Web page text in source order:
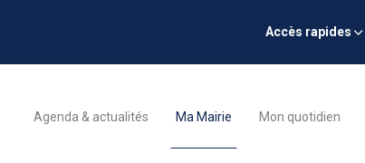
Accès rapides
Agenda & actualités Ma Mairie Mon quotidien